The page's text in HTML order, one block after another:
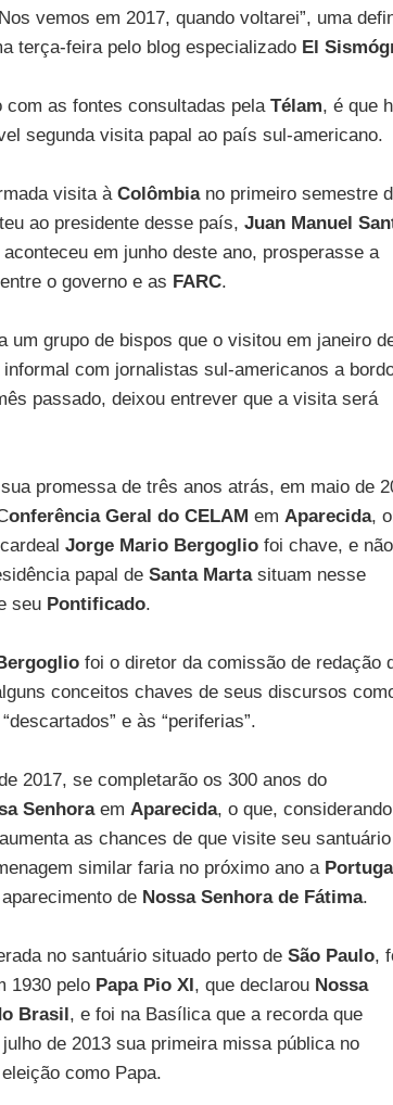
vemos em 2017, quando voltarei”, uma
terça-feira pelo blog especializado El
as fontes consultadas pela Télam, é que
segunda visita papal ao país sul-americano.
visita à Colômbiano primeiro semestre
ao presidente desse país, Juan Manuel
em junho deste ano, prosperasse a
o governo e as FARC.
um grupo de bispos que o visitou em janeiro
com jornalistas sul-americanos a
passado, deixou entrever que a visita será
promessa de três anos atrás, em maio de
onferência Geral do CELAM em Aparecida,
Jorge Mario Bergogliofoi chave, e não
papal de Santa Martasituam nesse
seu Pontificado.
foi o diretor da comissão de redação
conceitos chaves de seus discursos
e às “periferias”.
2017, se completarão os 300 anos do
Senhoraem Aparecida, o que,
as chances de que visite seu
similar faria no próximo ano a
de Nossa Senhora de Fátima.
no santuário situado perto de São Paulo,
1930 peloPapa Pio XI, que declarou Nossa
Brasil, e foi na Basílica que a recorda que
de 2013 sua primeira missa pública no
como Papa.